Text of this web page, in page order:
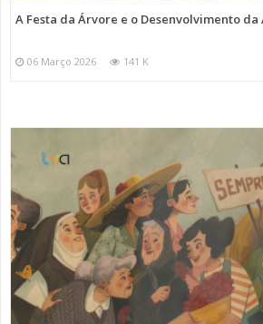
A Festa da Árvore e o Desenvolvimento da
06 Março 2026 141 K